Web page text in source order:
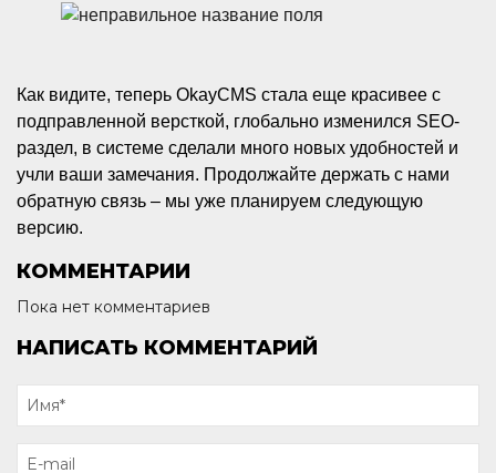
Как видите, теперь OkayCMS стала еще красивее с
подправленной версткой, глобально изменился SEO-
раздел, в системе сделали много новых удобностей и
учли ваши замечания. Продолжайте держать с нами
обратную связь – мы уже планируем следующую
версию.
КОММЕНТАРИИ
Пока нет комментариев
НАПИСАТЬ КОММЕНТАРИЙ